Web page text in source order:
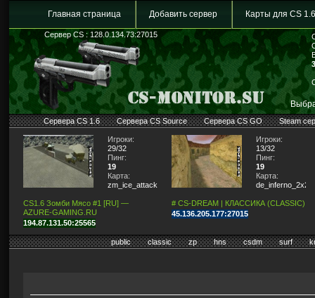
Главная страница Добавить сервер Карты для CS 1.6
Сервер CS : 128.0.134.73:27015
Сервера CS 1.6 Сервера CS Source Сервера CS GO Steam
Игроки:
29/32
Пинг:
19
Карта:
zm_ice_attack2
CS1.6 Зомби Мясо #1 [RU] —
AZURE-GAMING.RU
194.87.131.50:25565
Игроки:
13/32
Пинг:
19
Карта:
de_inferno_2x2
# CS-DREAM | КЛАССИКА (CLASSIC)
45.136.205.177:27015
public classic zp hns csdm surf